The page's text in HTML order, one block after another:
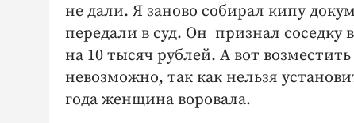
не дали. Я заново собирал кипу
передали в суд. Он признал
на 10 тысяч рублей. А вот
невозможно, так как нельзя
года женщина воровала.